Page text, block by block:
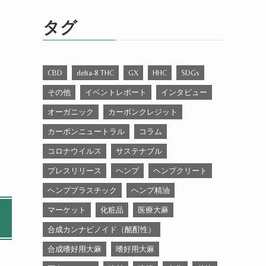
ー
タグ
CBD delta-8 THC GX HHC SDGs
その他 イベントレポート インタビュー
オーガニック カーボンクレジット
カーボンニュートラル コラム
コロナウイルス サステナブル
プレスリリース ヘンプ ヘンプクリート
ヘンププラスチック ヘンプ精油
マーケット 化粧品 医療大麻
合成カンナビノイド（酩酊性）
合成嗜好用大麻 嗜好用大麻